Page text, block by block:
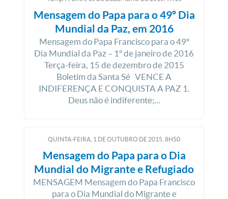
Mensagem do Papa para o 49º Dia
Mundial da Paz, em 2016
Mensagem do Papa Francisco para o 49º
Dia Mundial da Paz – 1º de janeiro de 2016
Terça-feira, 15 de dezembro de 2015
Boletim da Santa Sé VENCE A
INDIFERENÇA E CONQUISTA A PAZ 1.
Deus não é indiferente;...
QUINTA-FEIRA, 1 DEOUTUBRO DE 2015, 8H50
Mensagem do Papa para o Dia
Mundial do Migrante e Refugiado
MENSAGEM Mensagem do Papa Francisco
para o Dia Mundial do Migrante e